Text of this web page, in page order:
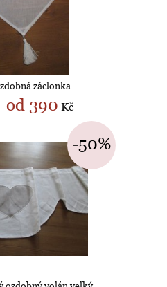
záclonka
od 390 Kč
-50%